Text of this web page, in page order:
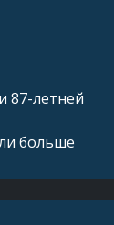
87-летней
больше